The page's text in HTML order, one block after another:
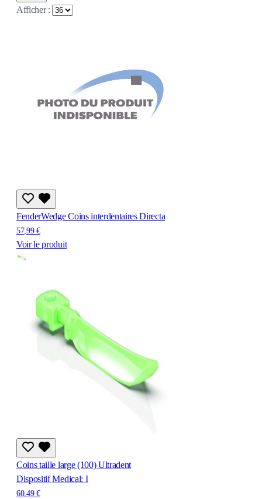
Afficher :
FenderWedge Coins interdentaires Directa
57,99 €
Voir le produit
Coins taille large (100) Ultradent
Dispositif Medical: I
60,49 €